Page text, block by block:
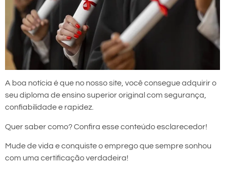
A boa notícia é que no nosso site, você consegue adquirir o
seu diploma de ensino superior original com segurança,
confiabilidade e rapidez.
Quer saber como? Confira esse conteúdo esclarecedor!
Mude de vida e conquiste o emprego que sempre sonhou
com uma certificação verdadeira!